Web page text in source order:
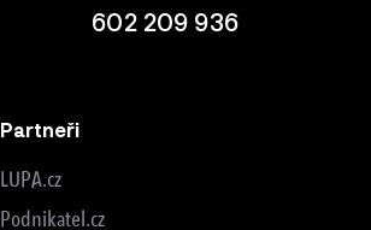
602 209 936
Partneři
LUPA.cz
Podnikatel.cz